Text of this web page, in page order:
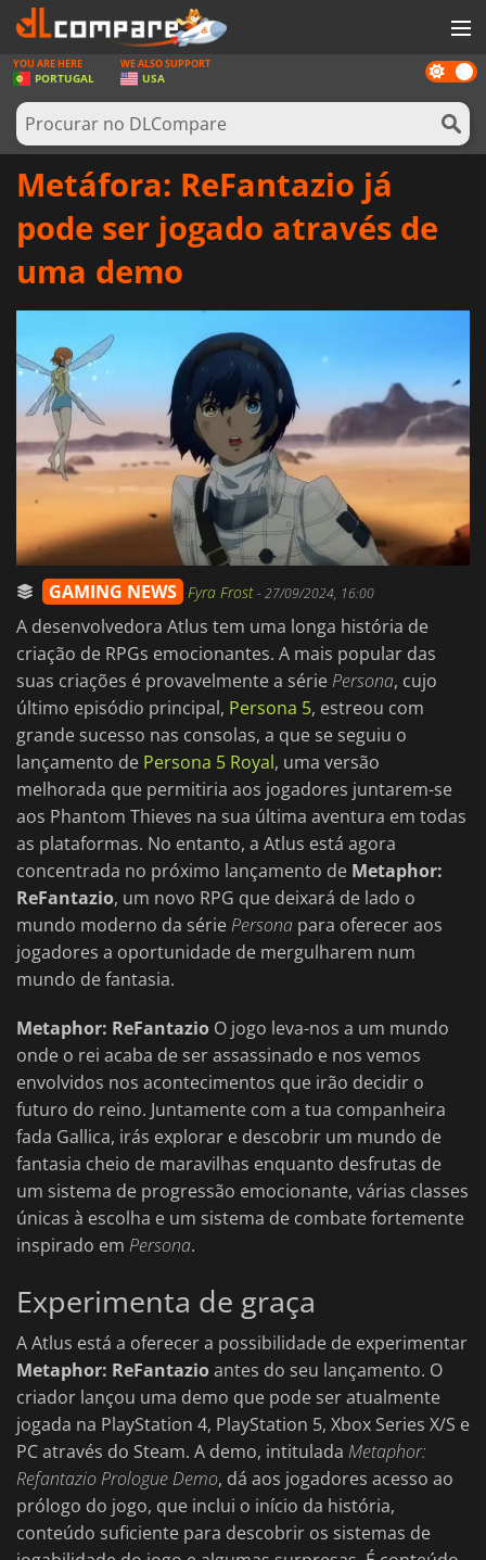
JOGOS
GAME CARDS
SOFTWARE
HARDWARE
ENTRAR OU REGISTAR
Dark
mode
YOU ARE HERE
PORTUGAL
WE ALSO SUPPORT
USA
Metáfora: ReFantazio já
pode ser jogado através de
uma demo
GAMING NEWS Fyra Frost-27/09/2024, 16:00
A desenvolvedora Atlus tem uma longa história de
criação de RPGs emocionantes. A mais popular das
suas criações é provavelmente a sériePersona, cujo
último episódio principal, Persona 5, estreou com
grande sucesso nas consolas, a que se seguiu o
lançamento de Persona 5 Royal, uma versão
melhorada que permitiria aos jogadores juntarem-se
aos Phantom Thieves na sua última aventura em todas
as plataformas. No entanto, a Atlus está agora
concentrada no próximo lançamento de Metaphor:
ReFantazio, um novo RPG que deixará de lado o
mundo moderno da sériePersona para oferecer aos
jogadores a oportunidade de mergulharem num
mundo de fantasia.
Metaphor: ReFantazio O jogo leva-nos a um mundo
onde o rei acaba de ser assassinado e nos vemos
envolvidos nos acontecimentos que irão decidir o
futuro do reino. Juntamente com a tua companheira
fada Gallica, irás explorar e descobrir um mundo de
fantasia cheio de maravilhas enquanto desfrutas de
um sistema de progressão emocionante, várias classes
únicas à escolha e um sistema de combate fortemente
inspirado em Persona.
Experimenta de graça
A Atlus está a oferecer a possibilidade de experimentar
Metaphor: ReFantazioantes do seu lançamento. O
criador lançou uma demo que pode ser atualmente
jogada na PlayStation 4, PlayStation 5, Xbox Series X/S e
PC através do Steam. A demo, intitulada Metaphor:
Refantazio Prologue Demo, dá aos jogadores acesso ao
prólogo do jogo, que inclui o início da história,
conteúdo suficiente para descobrir os sistemas de